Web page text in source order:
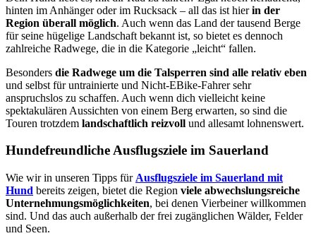
hinten im Anhänger oder im Rucksack – all das ist hierin der
Region überall möglich. Auch wenn das Land der tausend Berge
für seine hügelige Landschaft bekannt ist, so bietet es dennoch
zahlreiche Radwege, die in die Kategorie „leicht“ fallen.
Besonders die Radwege um die Talsperren sind alle relativ eben
und selbst für untrainierte und Nicht-EBike-Fahrer sehr
anspruchslos zu schaffen. Auch wenn dich vielleicht keine
spektakulären Aussichten von einem Berg erwarten, so sind die
Touren trotzdem landschaftlich reizvoll und allesamt lohnenswert.
Hundefreundliche Ausflugsziele im Sauerland
Wie wir in unseren Tipps für Ausflugsziele im Sauerland mit
Hund bereits zeigen, bietet die Region viele abwechslungsreiche
Unternehmungsmöglichkeiten, bei denen Vierbeiner willkommen
sind. Und das auch außerhalb der frei zugänglichen Wälder, Felder
und Seen.